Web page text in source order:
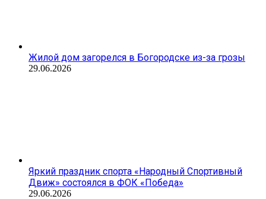
Жилой дом загорелся в Богородске из-за грозы
29.06.2026
Яркий праздник спорта «Народный Спортивный
Движ» состоялся в ФОК «Победа»
29.06.2026